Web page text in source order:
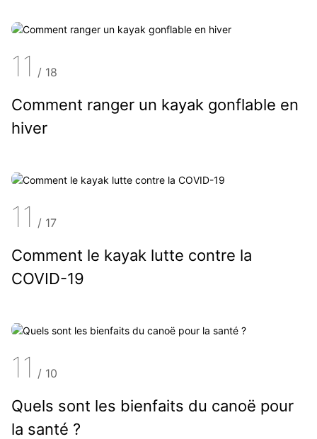
11 / 18
Comment ranger un kayak gonflable en
hiver
11 / 17
Comment le kayak lutte contre la
COVID-19
11 / 10
Quels sont les bienfaits du canoë pour
la santé ?